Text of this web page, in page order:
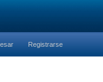
Registrarse